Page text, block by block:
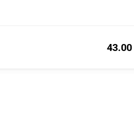
43.00